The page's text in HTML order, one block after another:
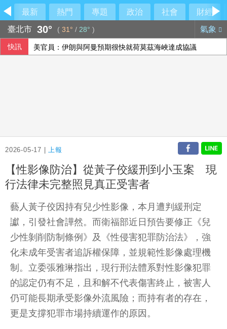
最新 熱門 專題 政治 社會
財經
臺北市 30° ( 31° / 28° ) 氣象
快訊 美官員：伊朗與阿曼預期很快就荷莫茲海峽達成協議
2026-05-17 |上報
【性影像防治】從黃子佼緩刑到小玉案 現
行法律未完整照見真正受害者
藝人黃子佼因持有兒少性影像，本月遭判緩刑定
讞，引發社會譁然。而衛福部近日預告要修正《兒
少性剝削防制條例》及《性侵害犯罪防治法》，強
化未成年受害者追訴權保障，並規範性影像處理機
制。立委張雅琳指出，現行刑法體系對性影像犯罪
的認定仍有不足，且和解不代表傷害終止，被害人
仍可能長期承受影像外流風險；而持有者的存在，
更是支撐犯罪市場持續運作的原因。